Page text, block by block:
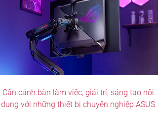
Cận cảnh bàn làm việc, giải trí, sáng tạo nội
dung với những thiết bị chuyên nghiệp ASUS